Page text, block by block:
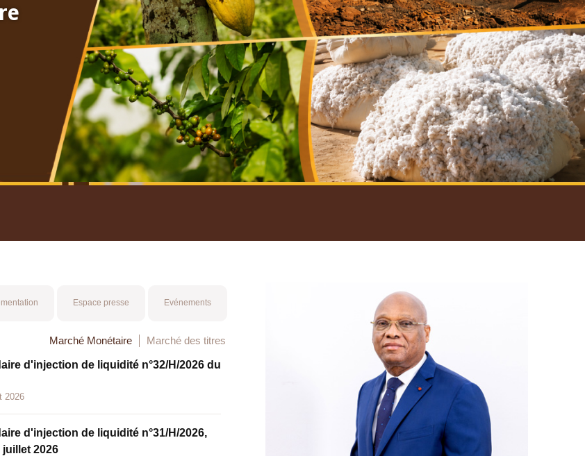
Espace presse Evénements
Marché Monétaire Marché des titres
d'injection de liquidité n°32/H/2026 du
2026
d'injection de liquidité n°31/H/2026,
juillet 2026